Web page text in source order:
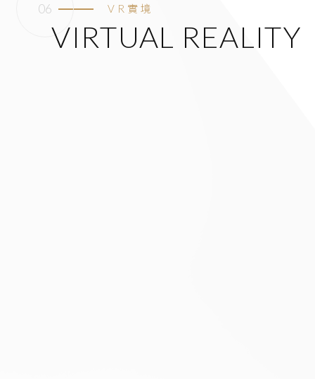
VR實境
VIRTUAL REALITY